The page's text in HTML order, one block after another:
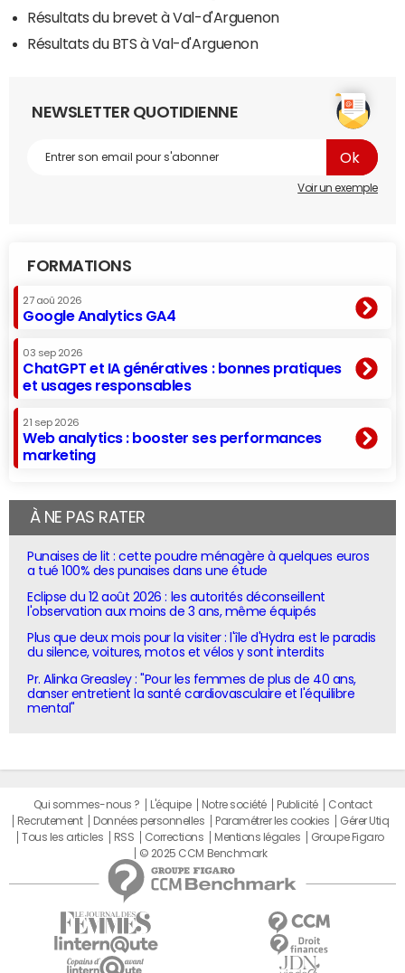
Résultats du brevet à Val-d'Arguenon
Résultats du BTS à Val-d'Arguenon
NEWSLETTER QUOTIDIENNE
Voir un exemple
FORMATIONS
27 aoû 2026
Google Analytics GA4
03 sep 2026
ChatGPT et IA génératives : bonnes pratiques
et usages responsables
21 sep 2026
Web analytics : booster ses performances
marketing
À NE PAS RATER
Punaises de lit : cette poudre ménagère à quelques euros
a tué 100% des punaises dans une étude
Eclipse du 12 août 2026 : les autorités déconseillent
l'observation aux moins de 3 ans, même équipés
Plus que deux mois pour la visiter : l'île d'Hydra est le paradis
du silence, voitures, motos et vélos y sont interdits
Pr. Alinka Greasley : "Pour les femmes de plus de 40 ans,
danser entretient la santé cardiovasculaire et l'équilibre
mental"
Qui sommes-nous ? L'équipe Notre société Publicité
Contact
Recrutement
Données personnelles Paramétrer les cookies
Gérer Utiq
Tous les articles
RSS Corrections Mentions légales
Groupe Figaro
© 2025 CCM Benchmark